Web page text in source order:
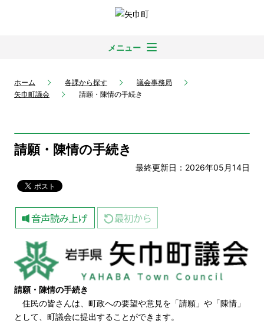
メニュー
ホーム 各課から探す
議会事務局
矢巾町議会
請願・陳情の手続き
請願・陳情の手続き
最終更新日：2026年05月14日
請願・陳情の手続き
住民の皆さんは、町政への要望や意見を「請願」や「陳情」
として、町議会に提出することができます。